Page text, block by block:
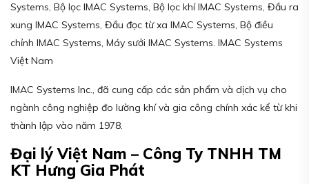
Systems, Bộ lọc IMAC Systems, Bộ lọc khí IMAC Systems, Đầu ra
xung IMAC Systems, Đầu đọc từ xa IMAC Systems, Bộ điều
chỉnh IMAC Systems, Máy sưởi IMAC Systems. IMAC Systems
Việt Nam
IMAC Systems Inc., đã cung cấp các sản phẩm và dịch vụ cho
ngành công nghiệp đo lường khí và gia công chính xác kể từ khi
thành lập vào năm 1978.
Đại lý Việt Nam – Công Ty TNHH TM
KT Hưng Gia Phát